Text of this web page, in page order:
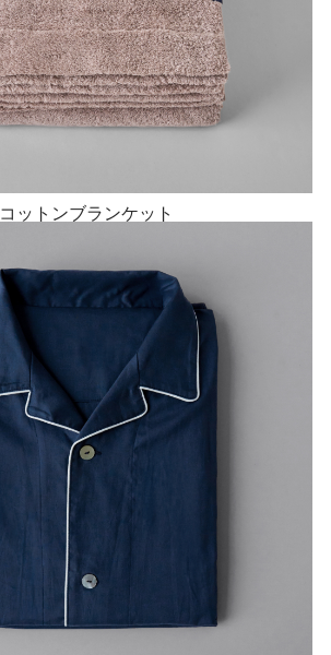
コットンブランケット